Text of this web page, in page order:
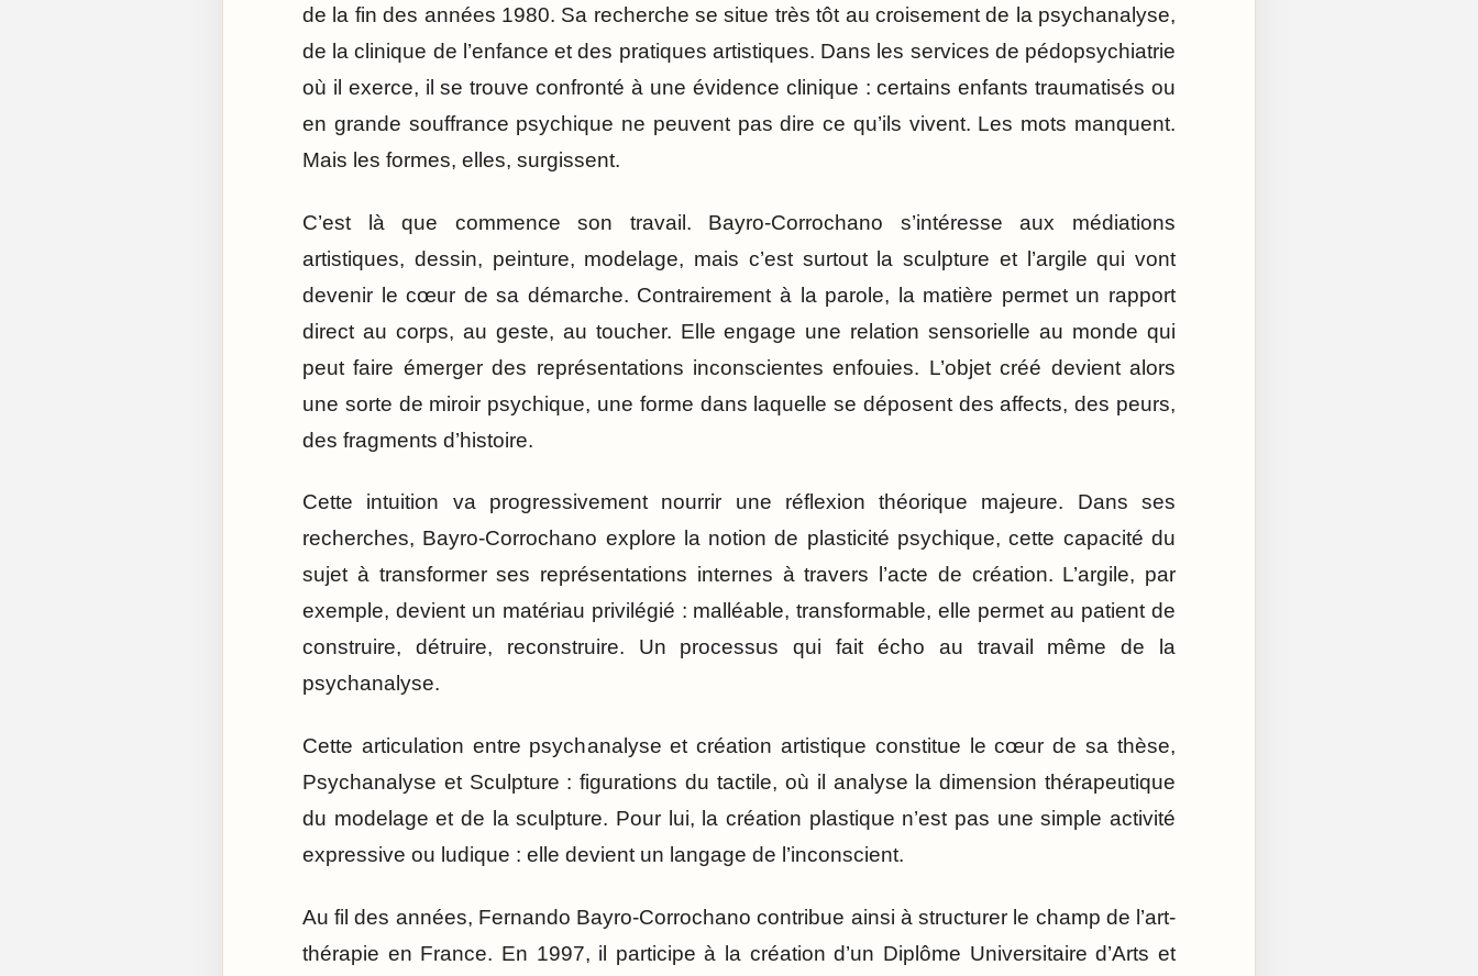
de la fin des années 1980. Sa recherche se situe très tôt au croisement de la psychanalyse,
de la clinique de l’enfance et des pratiques artistiques. Dans les services de pédopsychiatrie
où il exerce, il se trouve confronté à une évidence clinique : certains enfants traumatisés ou
en grande souffrance psychique ne peuvent pas dire ce qu’ils vivent. Les mots manquent.
Mais les formes, elles, surgissent.
C’est là que commence son travail. Bayro-Corrochano s’intéresse aux médiations
artistiques, dessin, peinture, modelage, mais c’est surtout la sculpture et l’argile qui vont
devenir le cœur de sa démarche. Contrairement à la parole, la matière permet un rapport
direct au corps, au geste, au toucher. Elle engage une relation sensorielle au monde qui
peut faire émerger des représentations inconscientes enfouies. L’objet créé devient alors
une sorte de miroir psychique, une forme dans laquelle se déposent des affects, des peurs,
des fragments d’histoire.
Cette intuition va progressivement nourrir une réflexion théorique majeure. Dans ses
recherches, Bayro-Corrochano explore la notion de plasticité psychique, cette capacité du
sujet à transformer ses représentations internes à travers l’acte de création. L’argile, par
exemple, devient un matériau privilégié : malléable, transformable, elle permet au patient de
construire, détruire, reconstruire. Un processus qui fait écho au travail même de la
psychanalyse.
Cette articulation entre psychanalyse et création artistique constitue le cœur de sa thèse,
Psychanalyse et Sculpture : figurations du tactile, où il analyse la dimension thérapeutique
du modelage et de la sculpture. Pour lui, la création plastique n’est pas une simple activité
expressive ou ludique : elle devient un langage de l’inconscient.
Au fil des années, Fernando Bayro-Corrochano contribue ainsi à structurer le champ de l’art-
thérapie en France. En 1997, il participe à la création d’un Diplôme Universitaire d’Arts et